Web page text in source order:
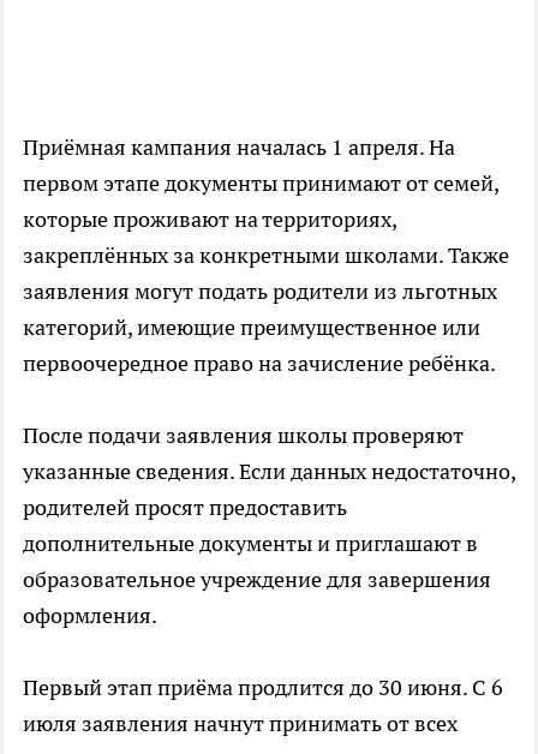
Приёмная кампания началась 1 апреля. На
первом этапе документы принимают от семей,
которые проживают на территориях,
закреплённых за конкретными школами. Также
заявления могут подать родители из льготных
категорий, имеющие преимущественное или
первоочередное право на зачисление ребёнка.
После подачи заявления школы проверяют
указанные сведения. Если данных недостаточно,
родителей просят предоставить
дополнительные документы и приглашают в
образовательное учреждение для завершения
оформления.
Первый этап приёма продлится до 30 июня. С 6
июля заявления начнут принимать от всех